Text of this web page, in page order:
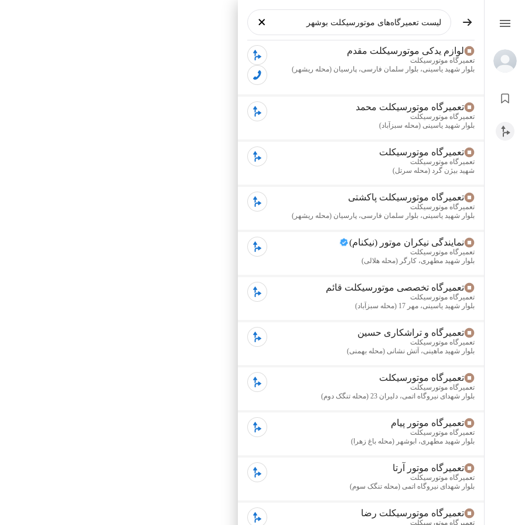
لوازم یدکی موتورسیکلت مقدم
تعمیرگاه موتورسیکلت
بلوار شهید یاسینی، بلوار سلمان فارسی، پارسیان (محله ریشهر)
تعمیرگاه موتورسیکلت محمد
تعمیرگاه موتورسیکلت
بلوار شهید یاسینی (محله سبزآباد)
تعمیرگاه موتورسیکلت
تعمیرگاه موتورسیکلت
شهید بیژن گرد (محله سرتل)
تعمیرگاه موتورسیکلت پاکشتی
تعمیرگاه موتورسیکلت
بلوار شهید یاسینی، بلوار سلمان فارسی، پارسیان (محله ریشهر)
نمایندگی نیکران موتور (نیکنام)
تعمیرگاه موتورسیکلت
بلوار شهید مطهری، کارگر (محله هلالی)
تعمیرگاه تخصصی موتورسیکلت قائم
تعمیرگاه موتورسیکلت
بلوار شهید یاسینی، مهر 17 (محله سبزآباد)
تعمیرگاه و تراشکاری حسین
تعمیرگاه موتورسیکلت
بلوار شهید ماهینی، آتش نشانی (محله بهمنی)
تعمیرگاه موتورسیکلت
تعمیرگاه موتورسیکلت
بلوار شهدای نیروگاه اتمی، دلیران 23 (محله تنگک دوم)
تعمیرگاه موتور پیام
تعمیرگاه موتورسیکلت
بلوار شهید مطهری، ابوشهر (محله باغ زهرا)
تعمیرگاه موتور آرتا
تعمیرگاه موتورسیکلت
بلوار شهدای نیروگاه اتمی (محله تنگک سوم)
تعمیرگاه موتورسیکلت رضا
تعمیرگاه موتورسیکلت